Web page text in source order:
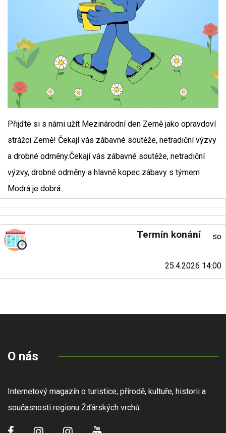
Přijďte si s námi užít Mezinárodní den Země jako opravdoví
strážci Země! Čekají vás zábavné soutěže, netradiční výzvy
a drobné odměny.Čekají vás zábavné soutěže, netradiční
výzvy, drobné odměny a hlavně kopec zábavy s týmem
Modrá je dobrá.
Termín konání so
25.4.2026 14:00
O nás
Internetový magazín o turistice, přírodě, kultuře, historii a
současnosti regionu Žďárských vrchů.